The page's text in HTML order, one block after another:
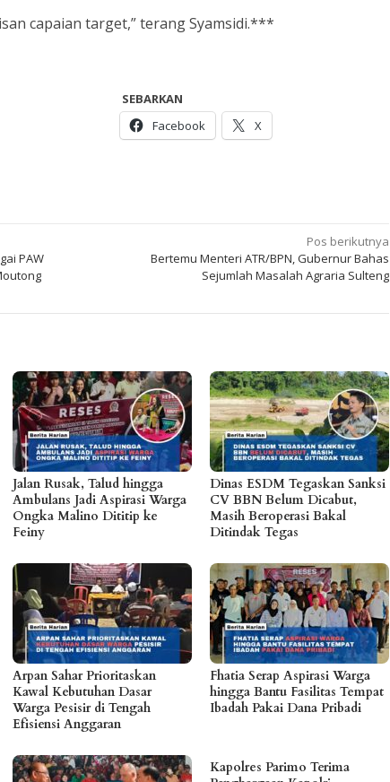
capaian target,” terang Syamsidi.***
SEBARKAN
Facebook
X
PAW
Pos berikutnya
Bertemu Menteri ATR/BPN, Gubernur Bahas
Sejumlah Masalah Agraria Sulteng
Jalan Rusak, Talud hingga
Ambulans Jadi Aspirasi Warga
Ongka Malino Dititip ke
Feiny
Dinas ESDM Tegaskan Sanksi
CV BBN Belum Dicabut,
Masih Beroperasi Bakal
Ditindak Tegas
Arpan Sahar Prioritaskan
Kawal Kebutuhan Dasar
Warga Pesisir di Tengah
Efisiensi Anggaran
Fhatia Serap Aspirasi Warga
hingga Bantu Fasilitas Tempat
Ibadah Pakai Dana Pribadi
Kapolres Parimo Terima